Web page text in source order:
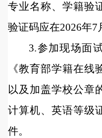
专业名称、学籍验
验证码应在2026年7
3.参加现场面
《教育部学籍在线
以及加盖学校公章
计算机、英语等级
件。